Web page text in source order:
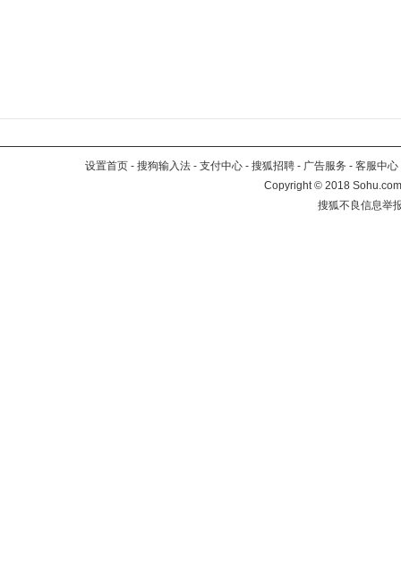
设置首页 - 搜狗输入法 - 支付中心 - 搜狐招聘 - 广告服务 - 客服中心
Copyright©2018
搜狐不良信息举